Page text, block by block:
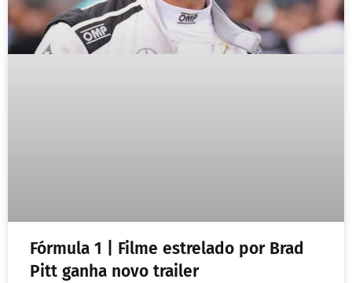
Fórmula 1 | Filme estrelado por Brad
Pitt ganha novo trailer